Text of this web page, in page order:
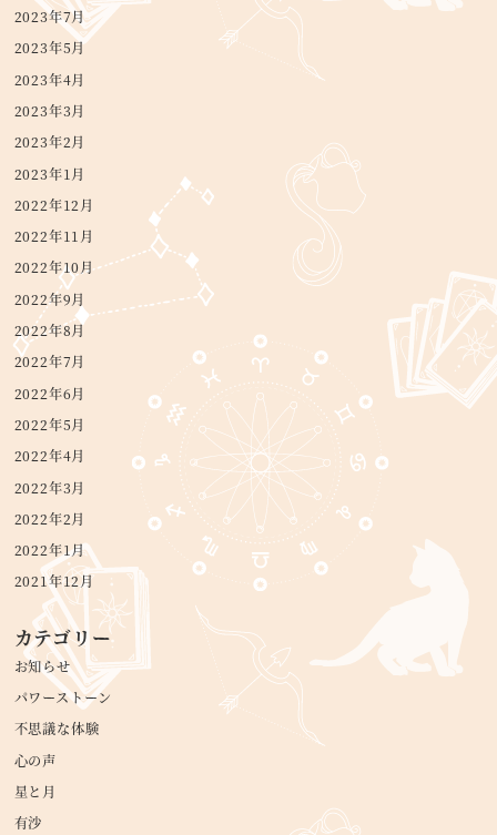
2023年7月
2023年5月
2023年4月
2023年3月
2023年2月
2023年1月
2022年12月
2022年11月
2022年10月
2022年9月
2022年8月
2022年7月
2022年6月
2022年5月
2022年4月
2022年3月
2022年2月
2022年1月
2021年12月
カテゴリー
お知らせ
パワーストーン
不思議な体験
心の声
星と月
有沙